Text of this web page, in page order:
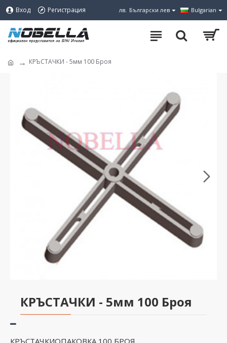
Вход Регистрация лв. Български лев Bulgarian
КРЪСТАЧКИ - 5мм 100 Броя
КРЪСТАЧКИ - 5мм 100 Броя
КРЪСТАЧКИОПАКОВКА 100 БРОЯ..